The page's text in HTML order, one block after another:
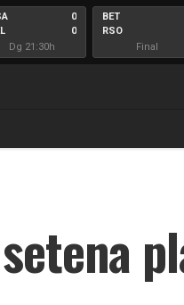
0
0
Dg 21:30h
BET
RSO
Final